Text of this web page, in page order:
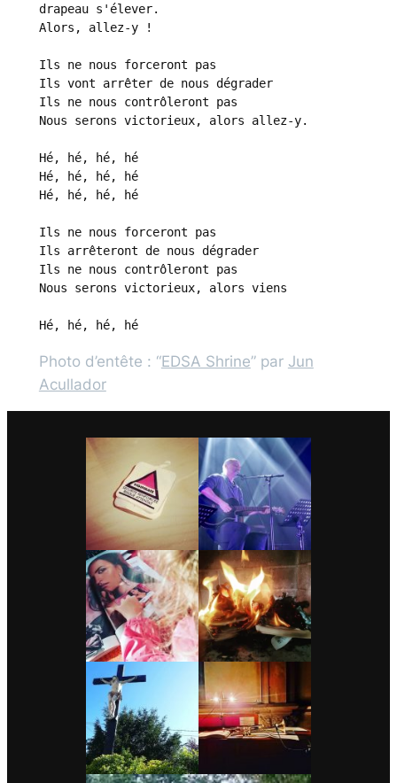
drapeau s'élever.
Alors, allez-y !
Ils ne nous forceront pas
Ils vont arrêter de nous dégrader
Ils ne nous contrôleront pas
Nous serons victorieux, alors allez-y.
Hé, hé, hé, hé
Hé, hé, hé, hé
Hé, hé, hé, hé
Ils ne nous forceront pas
Ils arrêteront de nous dégrader
Ils ne nous contrôleront pas
Nous serons victorieux, alors viens
Hé, hé, hé, hé
Photo d’entête : “EDSA Shrine” par Jun
Acullador